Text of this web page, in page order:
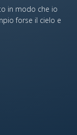
in modo che io
forse il cielo e